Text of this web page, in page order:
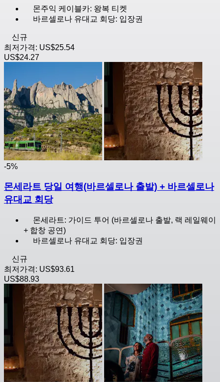
몬주익 케이블카: 왕복 티켓
바르셀로나 유대교 회당: 입장권
신규
최저가격: US$25.54
US$24.27
-5%
몬세라트 당일 여행(바르셀로나 출발) + 바르셀로나
유대교 회당
몬세라트: 가이드 투어 (바르셀로나 출발, 랙 레일웨이
+ 합창 공연)
바르셀로나 유대교 회당: 입장권
신규
최저가격: US$93.61
US$88.93